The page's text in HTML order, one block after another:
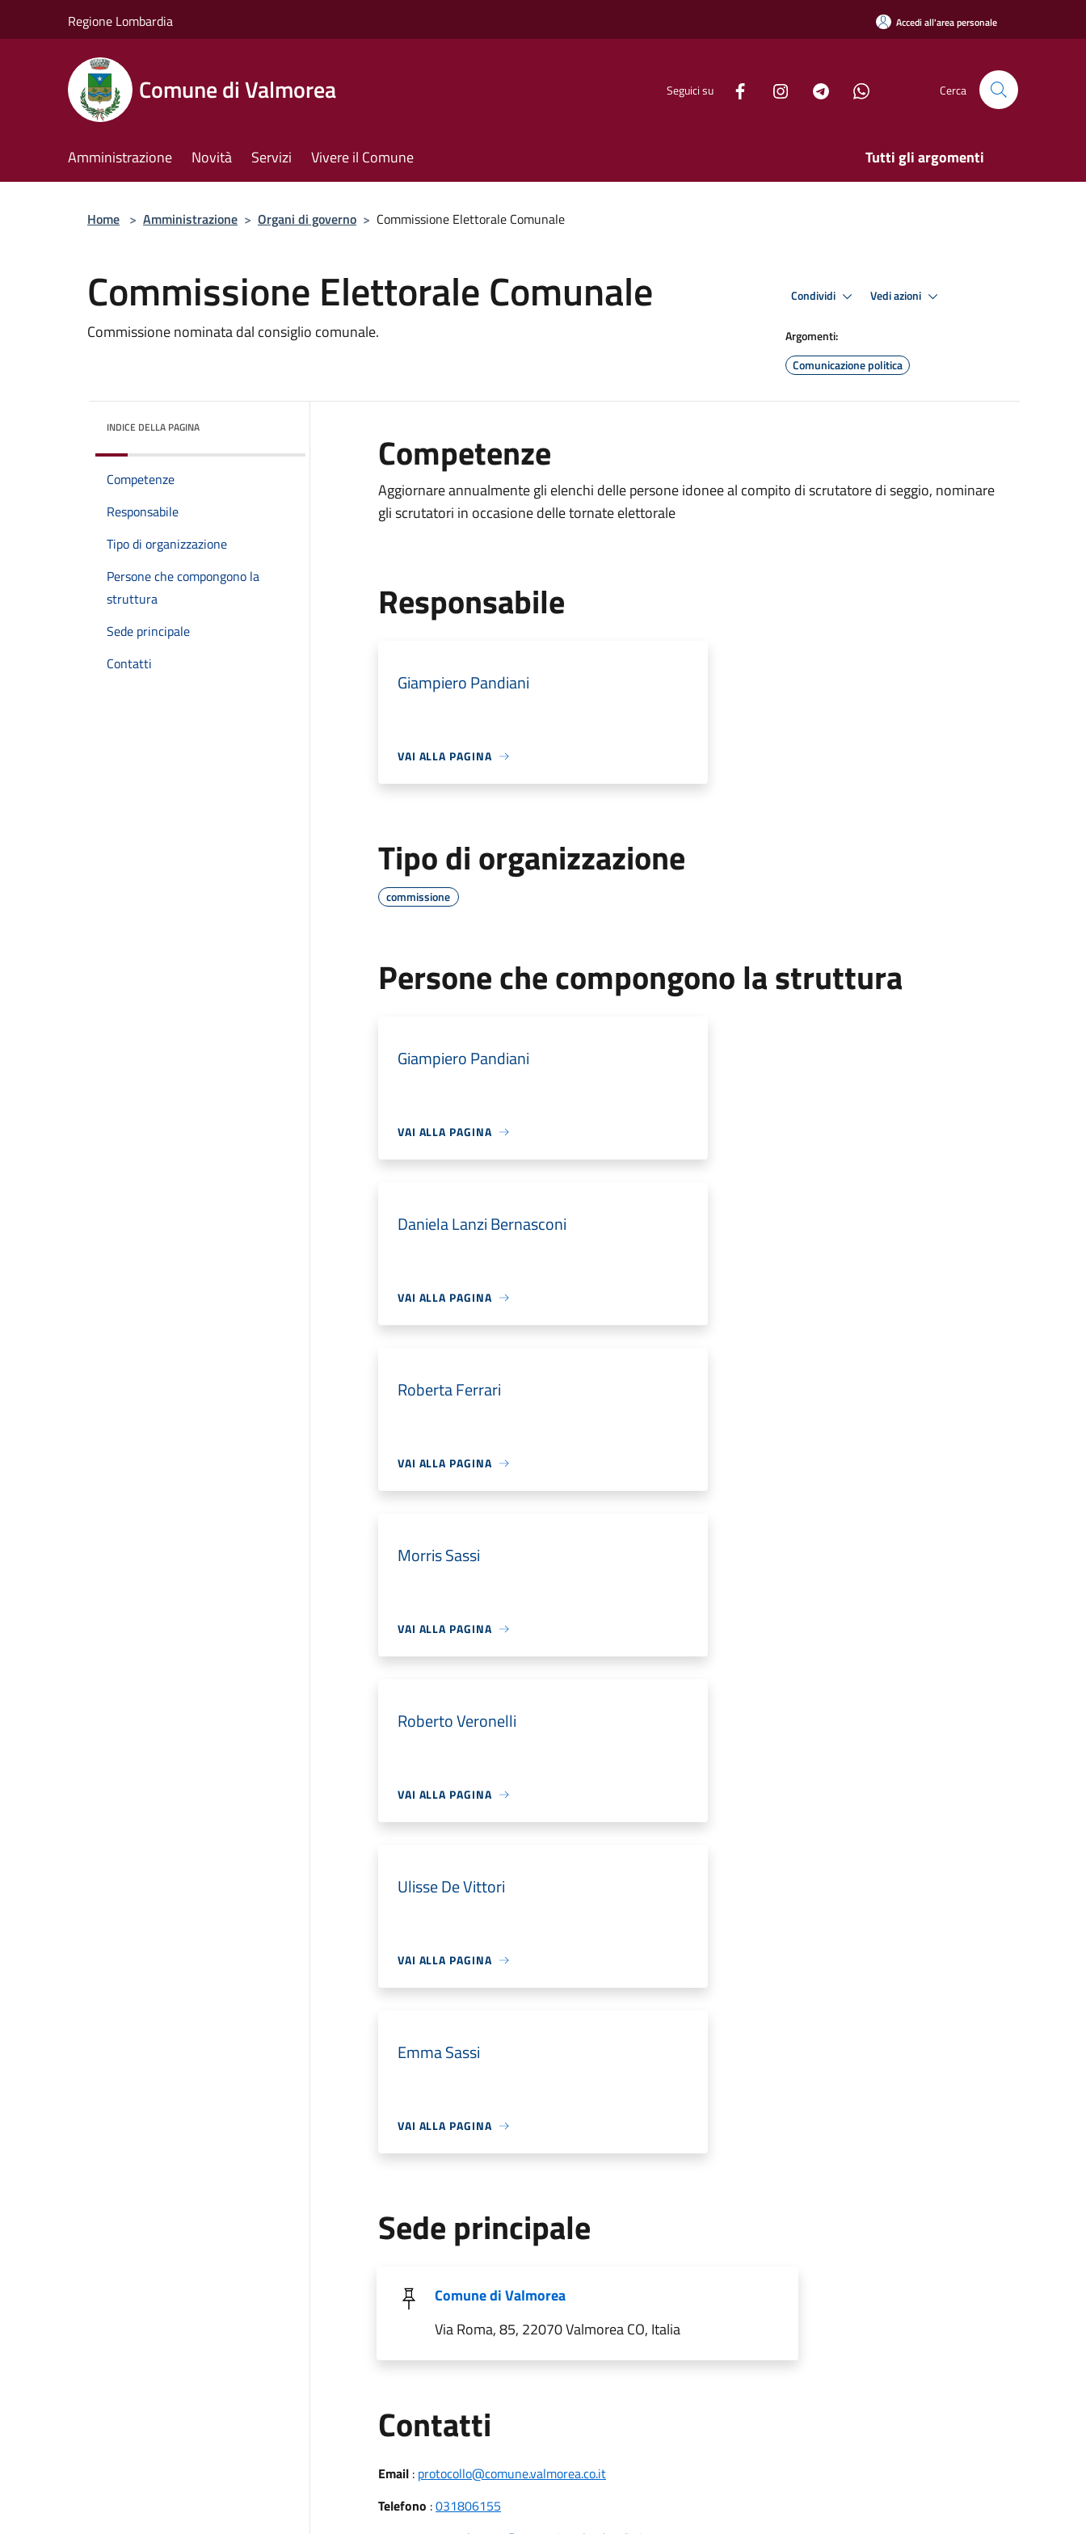
Regione Lombardia Accedi all'area personale
Comune di Valmorea Seguici su Cerca
Amministrazione Novità Servizi Vivere il Comune Tutti gli argomenti
Home > Amministrazione > Organi di governo > Commissione Elettorale Comunale
Commissione Elettorale Comunale
Commissione nominata dal consiglio comunale.
Condividi Vedi azioni
Argomenti:
Comunicazione politica
INDICE DELLA PAGINA
Competenze
Responsabile
Tipo di organizzazione
Persone che compongono la
struttura
Sede principale
Contatti
Competenze
Aggiornare annualmente gli elenchi delle persone idonee al compito di scrutatore di seggio, nominare
gli scrutatori in occasione delle tornate elettorale
Responsabile
Giampiero Pandiani
VAI ALLA PAGINA
Tipo di organizzazione
commissione
Persone che compongono la struttura
Giampiero Pandiani
VAI ALLA PAGINA
Daniela Lanzi Bernasconi
VAI ALLA PAGINA
Roberta Ferrari
VAI ALLA PAGINA
Morris Sassi
VAI ALLA PAGINA
Roberto Veronelli
VAI ALLA PAGINA
Ulisse De Vittori
VAI ALLA PAGINA
Emma Sassi
VAI ALLA PAGINA
Sede principale
Comune di Valmorea
Via Roma, 85, 22070 Valmorea CO, Italia
Contatti
Email: protocollo@comune.valmorea.co.it
Telefono :031806155